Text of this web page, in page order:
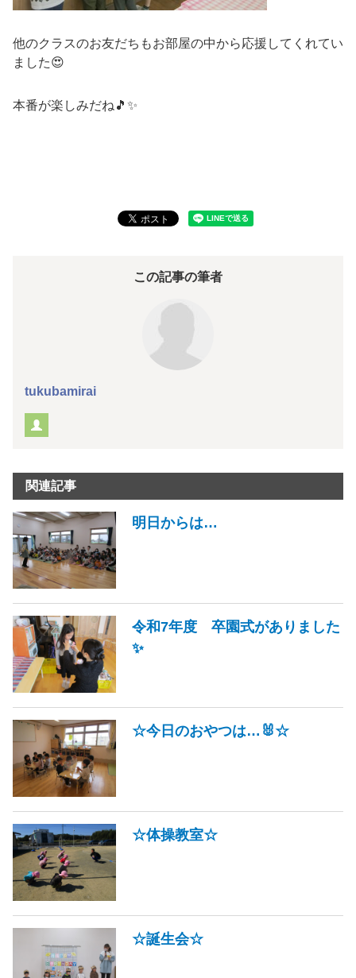
他のクラスのお友だちもお部屋の中から応援してくれてい
ました😍
本番が楽しみだね🎵✨
この記事の筆者
tukubamirai
関連記事
明日からは…
令和7年度 卒園式がありました
✨
☆今日のおやつは…🐰☆
☆体操教室☆
☆誕生会☆